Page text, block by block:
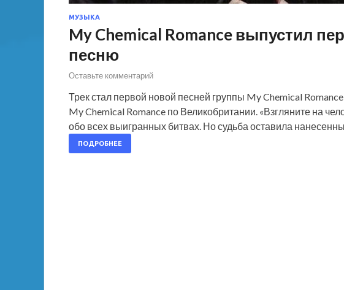
МУЗЫКА
My Chemical Romance выпустил
песню
Оставьте комментарий
Трек стал первой новой песней группы My Chemical
My Chemical Romance по Великобритании. «Взгляните на
обо всех выигранных битвах. Но судьба оставила
ПОДРОБНЕЕ